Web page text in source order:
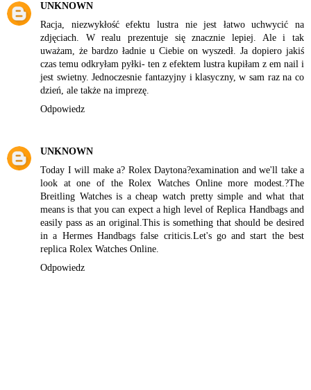
UNKNOWN
Racja, niezwykłość efektu lustra nie jest łatwo uchwycić na
zdjęciach. W realu prezentuje się znacznie lepiej. Ale i tak
uważam, że bardzo ładnie u Ciebie on wyszedł. Ja dopiero jakiś
czas temu odkryłam pyłki- ten z efektem lustra kupiłam z em nail i
jest swietny. Jednoczesnie fantazyjny i klasyczny, w sam raz na co
dzień, ale także na imprezę.
Odpowiedz
UNKNOWN
Today I will make a? Rolex Daytona?examination and we'll take a
look at one of theRolex Watches Onlinemore modest.?The
Breitling Watchesis a cheap watch pretty simple and what that
means is that you can expect a high level ofReplica Handbagsand
easily pass as an original.This is something that should be desired
in a Hermes Handbagsfalse criticis.Let's go and start the best
replica Rolex Watches Online
Odpowiedz